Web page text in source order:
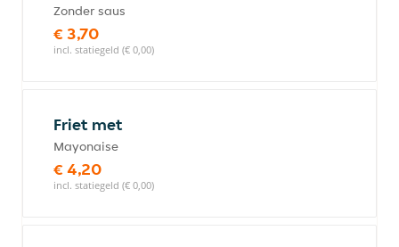
Zonder saus
€ 3,70
incl. statiegeld (€ 0,00)
Friet met
Mayonaise
€ 4,20
incl. statiegeld (€ 0,00)